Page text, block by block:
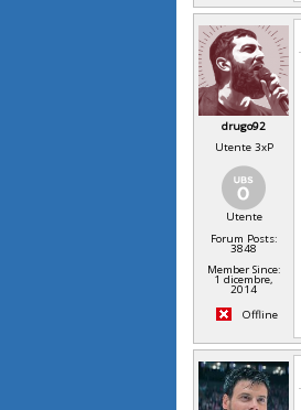
drugo92
Utente 3xP
Utente
Forum Posts:
3848
Member Since:
1 dicembre,
2014
Offline